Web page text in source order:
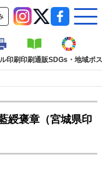
印刷印刷通販SDGs・地域ポ
綬褒章（宮城県印